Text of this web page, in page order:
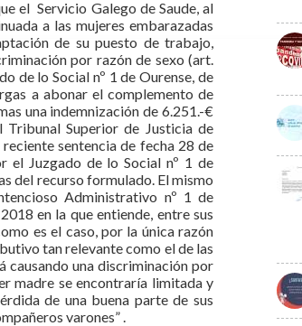
el Servicio Galego de Saude, al
a las mujeres embarazadas
de su puesto de trabajo,
por razón de sexo (art.
de lo Social nº 1 de Ourense, de
a abonar el complemento de
una indemnización de 6.251.-€
Tribunal Superior de Justicia de
sentencia de fecha 28 de
el Juzgado de lo Social nº 1 de
del recurso formulado. El mismo
Administrativo nº 1 de
en la que entiende, entre sus
es el caso, por la única razón
tan relevante como el de las
causando una discriminación por
madre se encontraría limitada y
de una buena parte de sus
varones” .